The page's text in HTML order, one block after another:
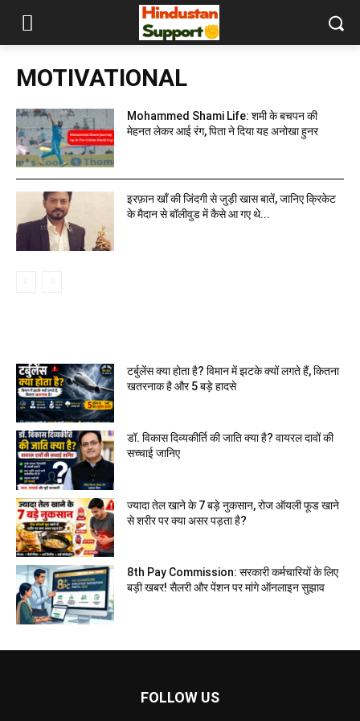
MOTIVATIONAL
Mohammed Shami Life: शमी के बचपन की
मेहनत लेकर आई रंग, पिता ने दिया यह अनोखा हुनर
इरफ़ान खाँ की जिंदगी से जुड़ी खास बातें, जानिए क्रिकेट
के मैदान से बॉलीवुड में कैसे आ गए थे...
टर्बुलेंस क्या होता है? विमान में झटके क्यों लगते हैं, कितना
खतरनाक है और 5 बड़े हादसे
डॉ. विकास दिव्यकीर्ति की जाति क्या है? वायरल दावों की
सच्चाई जानिए
ज्यादा तेल खाने के 7 बड़े नुकसान, रोज ऑयली फूड खाने
से शरीर पर क्या असर पड़ता है?
8th Pay Commission: सरकारी कर्मचारियों के लिए
बड़ी खबर! सैलरी और पेंशन पर मांगे ऑनलाइन सुझाव
FOLLOW US